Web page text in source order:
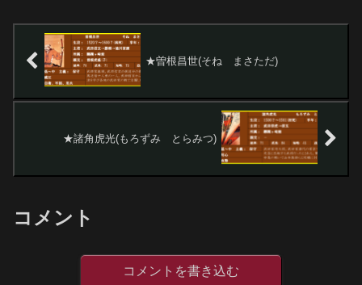
★曽根昌世(そね まさただ)
★諸角虎光(もろずみ とらみつ)
コメント
コメントを書き込む